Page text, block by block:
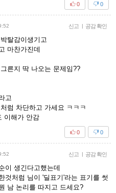
0
0
신고 | 공감 확인
탈감이생기고
마찬가진데
른지 딱 나오는 문제임??
고
럼 차단하고 가세요 ㅋㅋㅋ
이해가 안감
0
0
신고 | 공감 확인
이 생긴다고했는데
것처럼 님이 '딜표기'라는 표기를 썻
남 논리를 따지고 드세요?